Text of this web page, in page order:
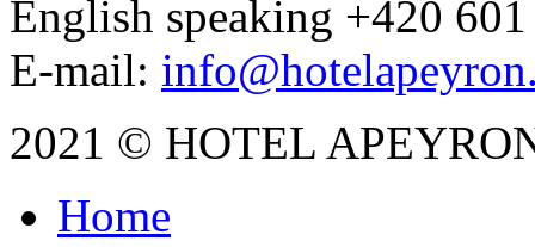
English speaking +420
E-mail:
2021 © HOTEL
Home